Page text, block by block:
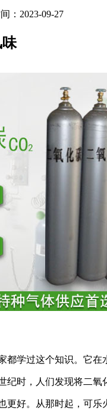
：2023-09-27
都学过这个知识。它在
纪时，人们发现将二
更好。从那时起，可乐